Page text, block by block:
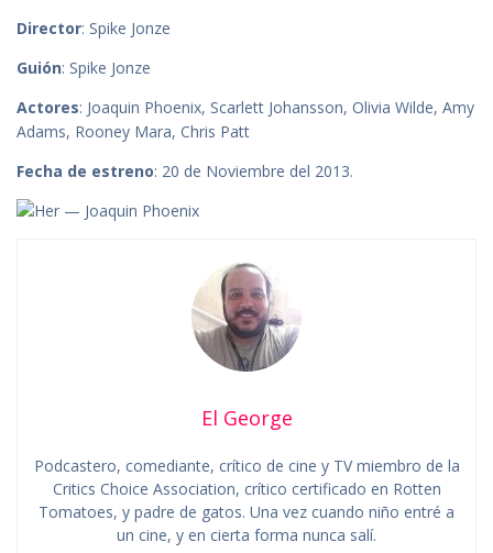
Director: Spike Jonze
Guión: Spike Jonze
Actores: Joaquin Phoenix, Scarlett Johansson, Olivia Wilde, Amy
Adams, Rooney Mara, Chris Patt
Fecha de estreno: 20 de Noviembre del 2013.
El George
Podcastero, comediante, crítico de cine y TV miembro de la
Critics Choice Association, crítico certificado en Rotten
Tomatoes, y padre de gatos. Una vez cuando niño entré a
un cine, y en cierta forma nunca salí.